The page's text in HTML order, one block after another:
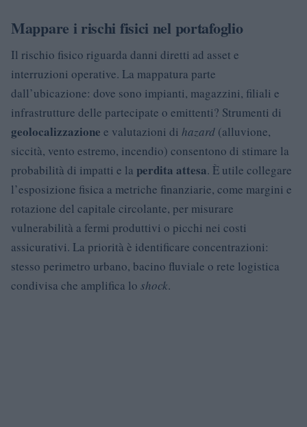
Mappare i rischi fisici nel portafoglio
Il rischio fisico riguarda danni diretti ad asset e
interruzioni operative. La mappatura parte
dall’ubicazione: dove sono impianti, magazzini, filiali e
infrastrutture delle partecipate o emittenti? Strumenti di
geolocalizzazione e valutazioni di hazard (alluvione,
siccità, vento estremo, incendio) consentono di stimare la
probabilità di impatti e la perdita attesa. È utile collegare
l’esposizione fisica a metriche finanziarie, come margini e
rotazione del capitale circolante, per misurare
vulnerabilità a fermi produttivi o picchi nei costi
assicurativi. La priorità è identificare concentrazioni:
stesso perimetro urbano, bacino fluviale o rete logistica
condivisa che amplifica lo shock.